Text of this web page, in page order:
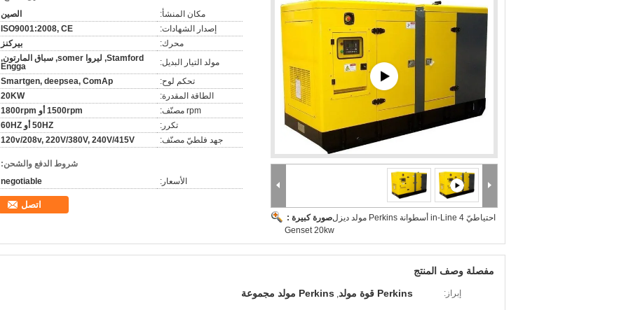
صورة كبيرة :احتياطيّ in-Line 4 أسطوانة Perkins مولد ديزل
Genset 20kw
مكان المنشأ:
الصين
إصدار الشهادات:
ISO9001:2008, CE
محرك:
بيركنز
مولد التيار البديل:
Stamford, ليروا somer, سباق المارتون,
Engga
تحكم لوح:
Smartgen, deepsea, ComAp
الطاقة المقدرة:
20KW
rpm مصنّف:
1500rpm أو 1800rpm
تكرر:
50HZ أو 60HZ
جهد فلطيّ مصنّف:
120v/208v, 220V/380V, 240V/415V
شروط الدفع والشحن:
الأسعار:
negotiable
اتصل
مفصلة وصف المنتج
إبراز: Perkins قوة مولد , Perkins مولد مجموعة